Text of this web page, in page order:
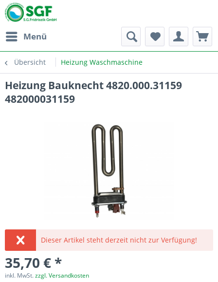
Menü
Übersicht Heizung Waschmaschine
Heizung Bauknecht 4820.000.31159
482000031159
Dieser Artikel steht derzeit nicht zur Verfügung!
35,70 € *
inkl. MwSt.zzgl. Versandkosten